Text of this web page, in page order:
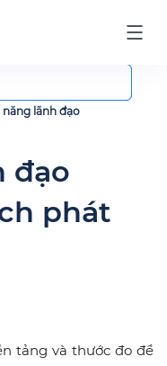
năng lãnh đạo
đạo
phát
tảng và thước đo để